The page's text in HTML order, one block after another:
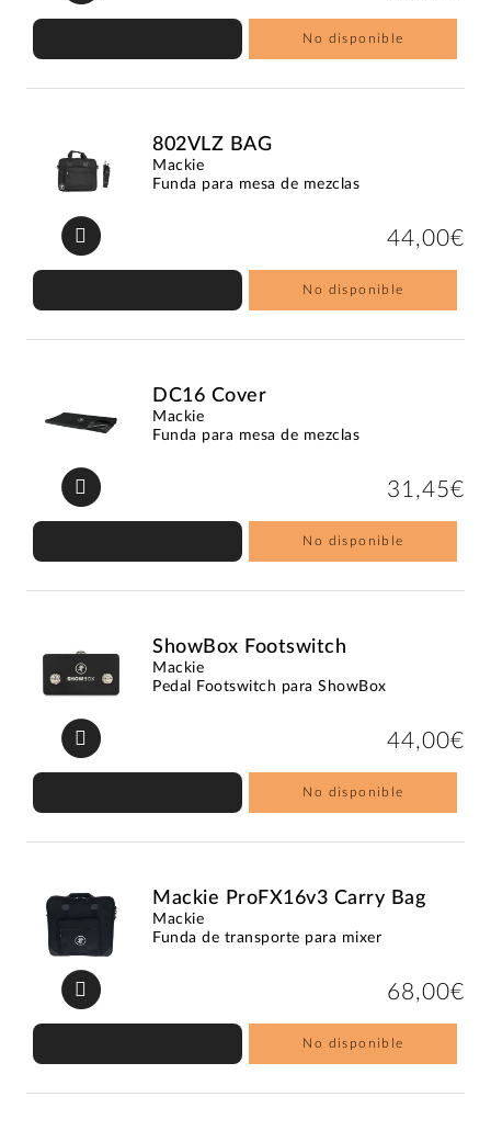
No disponible
802VLZ BAG
Mackie
Funda para mesa de mezclas
44,00€
No disponible
DC16 Cover
Mackie
Funda para mesa de mezclas
31,45€
No disponible
ShowBox Footswitch
Mackie
Pedal Footswitch para ShowBox
44,00€
No disponible
Mackie ProFX16v3 Carry Bag
Mackie
Funda de transporte para mixer
68,00€
No disponible